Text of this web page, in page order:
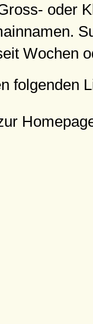
oder
Wochen
folgenden